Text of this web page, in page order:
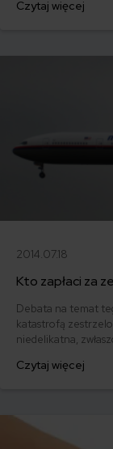
błędzie! Dobra
Czytaj więcej
2014.07.18
Kto zapłaci za
Debata na temat
katastrofą
niedelikatna,
ciekawym
Czytaj więcej